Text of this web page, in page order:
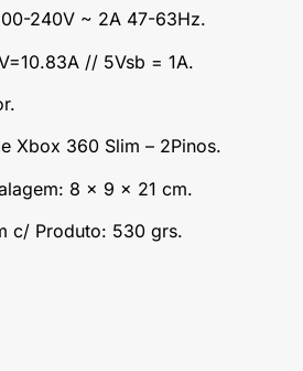
240V ~ 2A 47-63Hz.
// 5Vsb = 1A.
Xbox 360 Slim – 2Pinos.
8 x 9 x 21 cm.
c/ Produto: 530 grs.